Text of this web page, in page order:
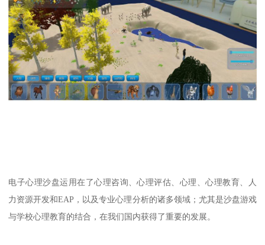
电子心理沙盘运用在了心理咨询、心理评估、心理、心理教育、人
力资源开发和EAP，以及专业心理分析的诸多领域；尤其是沙盘游戏
与学校心理教育的结合，在我们国内获得了重要的发展。